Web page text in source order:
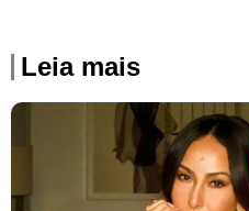
Leia mais